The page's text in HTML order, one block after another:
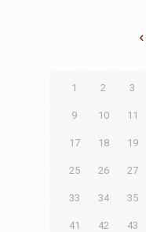
1 2 3
9 10 11
17 18 19
25 26 27
33 34 35
41 42 43